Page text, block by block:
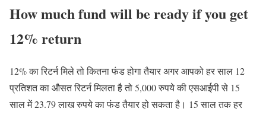
How much fund will be ready if you get
12% return
12% का रिटर्न मिले तो कितना फंड होगा तैयार अगर आपको हर साल 12
प्रतिशत का औसत रिटर्न मिलता है तो 5,000 रुपये की एसआईपी से 15
साल में 23.79 लाख रुपये का फंड तैयार हो सकता है। 15 साल तक हर